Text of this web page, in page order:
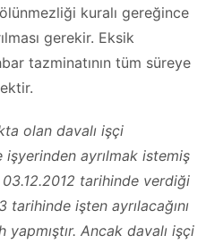
kuralı gereğince
gerekir. Eksik
tazminatının tüm süreye
olan davalı işçi
ayrılmak istemiş
tarihinde verdiği
işten ayrılacağını
Ancak davalı işçi